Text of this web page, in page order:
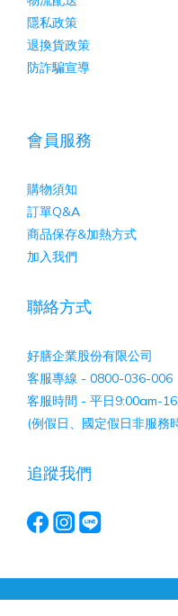
隱私政策
退換貨政策
防詐騙宣導
會員服務
購物須知
訂單Q&A
商品保存&加熱方式
加入我們
聯絡方式
好膳企業股份有限公司
客服專線 - 0800-036-006
客服時間 - 平日9:00am-
(例假日、國定假日非服務
追蹤我們